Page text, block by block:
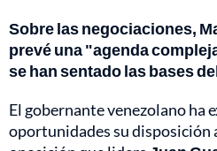
Sobre las negociaciones,
prevé una "agenda
se han sentado las bases
El gobernante venezolano ha
oportunidades su disposición